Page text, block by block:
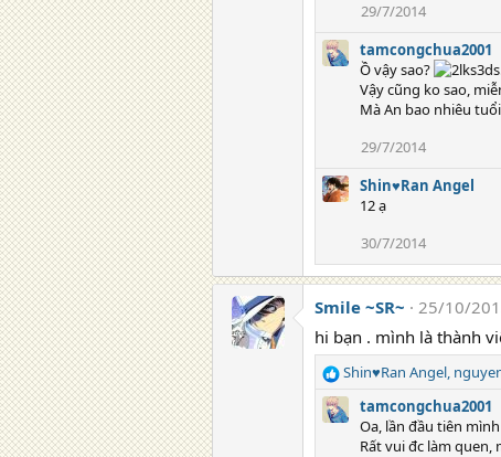
29/7/2014
tamcongchua2001
Ồ vậy sao?
Vậy cũng ko sao,
Mà An bao nhiêu
29/7/2014
Shin♥Ran Angel
12 ạ
30/7/2014
Smile ~SR~
25/10/
hi bạn . mình là thành
R
e
a
Shin♥Ran Angel,
tamcongchua2001
Oa, lần đầu tiên
Rất vui đc làm quen,